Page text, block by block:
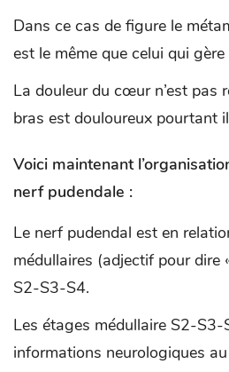
Dans ce cas de figure le
est le même que celui qui gère
La douleur du cœur n’est pas
bras est douloureux pourtant il
Voici maintenant
nerf pudendale :
Le nerf pudendal est en
médullaires (adjectif pour dire
S2-S3-S4.
Les étages médullaire S2-S3-
informations neurologiques